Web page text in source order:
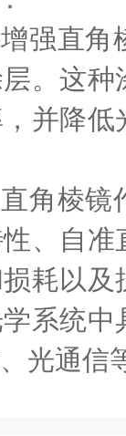
直角
。这
并降
棱镜
、自
耗以
系统
光通信